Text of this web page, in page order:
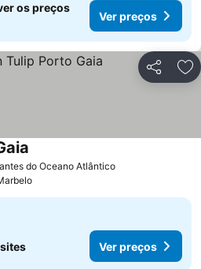
os preços
Ver preços
Partilhar
do Oceano Atlântico
Ver preços